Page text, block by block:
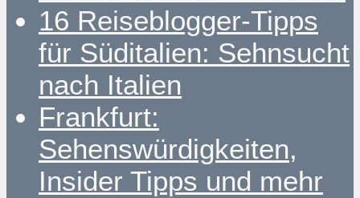
16 Reiseblogger-Tipps
für Süditalien: Sehnsucht
nach Italien
Frankfurt:
Sehenswürdigkeiten,
Insider Tipps und mehr